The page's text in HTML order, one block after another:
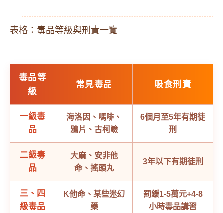
表格：毒品等級與刑責一覽
毒品等
級
常見毒品 吸食刑責
一級毒
品
海洛因、嗎啡、
鴉片、古柯鹼
6個月至5年有期徒
刑
二級毒
品
大麻、安非他
命、搖頭丸
3年以下有期徒刑
三、四
級毒品
K他命、某些迷幻
藥
罰鍰1-5萬元+4-8
小時毒品講習